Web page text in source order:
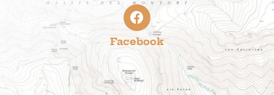
Facebook